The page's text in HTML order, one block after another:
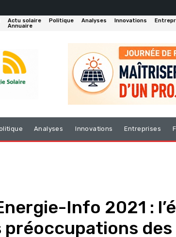
Actu solaire Politique Analyses Innovations
Annuaire
Analyses Innovations Entreprises
Info 2021 :
des